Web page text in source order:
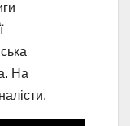
На